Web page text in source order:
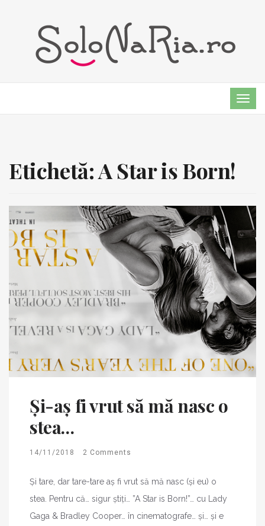
Etichetă:A Star is Born!
Și-aș fi vrut să mă nasc o
stea…
14/11/2018 2 Comments
Și tare, dar tare-tare aș fi vrut să mă nasc (și eu) o
stea. Pentru că… sigur știți… ”A Star is Born!”… cu Lady
Gaga & Bradley Cooper… în cinematografe… și… și e